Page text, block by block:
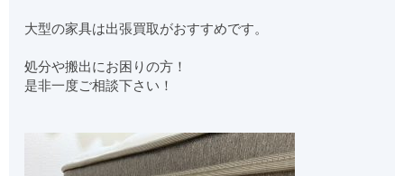
大型の家具は出張買取がおすすめです。
処分や搬出にお困りの方！
是非一度ご相談下さい！